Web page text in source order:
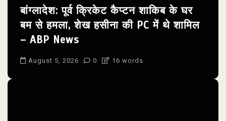
बांग्लादेश: पूर्व क्रिकेट कैप्टन शाकिब के घर
बम से हमला, शेख हसीना की PC में थे शामिल
– ABP News
August 5, 2026 0 16 words